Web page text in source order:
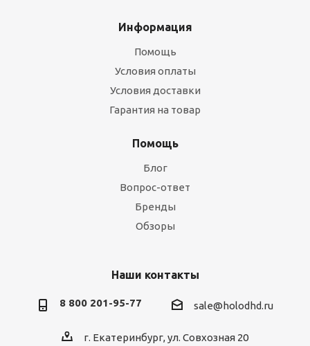
Информация
Помощь
Условия оплаты
Условия доставки
Гарантия на товар
Помощь
Блог
Вопрос-ответ
Бренды
Обзоры
Наши контакты
8 800 201-95-77 sale@holodhd.ru
г. Екатеринбург, ул. Совхозная 20